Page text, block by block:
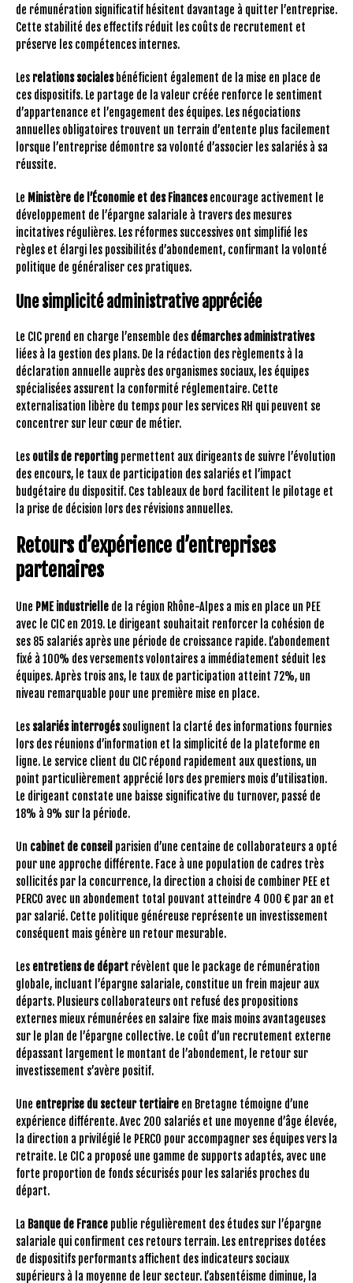
de rémunération significatif hésitent davantage à quitter l’entreprise.
Cette stabilité des effectifs réduit les coûts de recrutement et
préserve les compétences internes.
Les relations socialesbénéficient également de la mise en place de
ces dispositifs. Le partage de la valeur créée renforce le sentiment
d’appartenance et l’engagement des équipes. Les négociations
annuelles obligatoires trouvent un terrain d’entente plus facilement
lorsque l’entreprise démontre sa volonté d’associer les salariés à sa
réussite.
Le Ministère de l’Économie et des Financesencourage activement le
développement de l’épargne salariale à travers des mesures
incitatives régulières. Les réformes successives ont simplifié les
règles et élargi les possibilités d’abondement, confirmant la volonté
politique de généraliser ces pratiques.
Une simplicité administrative appréciée
Le CIC prend en charge l’ensemble des démarches administratives
liées à la gestion des plans. De la rédaction des règlements à la
déclaration annuelle auprès des organismes sociaux, les équipes
spécialisées assurent la conformité réglementaire. Cette
externalisation libère du temps pour les services RH qui peuvent se
concentrer sur leur cœur de métier.
Les outils de reporting permettent aux dirigeants de suivre l’évolution
des encours, le taux de participation des salariés et l’impact
budgétaire du dispositif. Ces tableaux de bord facilitent le pilotage et
la prise de décision lors des révisions annuelles.
Retours d’expérience d’entreprises
partenaires
Une PME industrielle de la région Rhône-Alpes a mis en place un PEE
avec le CIC en 2019. Le dirigeant souhaitait renforcer la cohésion de
ses 85 salariés après une période de croissance rapide. L’abondement
fixé à 100% des versements volontaires a immédiatement séduit les
équipes. Après trois ans, le taux de participation atteint 72%, un
niveau remarquable pour une première mise en place.
Les salariés interrogéssoulignent la clarté des informations fournies
lors des réunions d’information et la simplicité de la plateforme en
ligne. Le service client du CIC répond rapidement aux questions, un
point particulièrement apprécié lors des premiers mois d’utilisation.
Le dirigeant constate une baisse significative du turnover, passé de
18% à 9% sur la période.
Un cabinet de conseil parisien d’une centaine de collaborateurs a opté
pour une approche différente. Face à une population de cadres très
sollicités par la concurrence, la direction a choisi de combiner PEE et
PERCO avec un abondement total pouvant atteindre 4 000 € par an et
par salarié. Cette politique généreuse représente un investissement
conséquent mais génère un retour mesurable.
Les entretiens de départ révèlent que le package de rémunération
globale, incluant l’épargne salariale, constitue un frein majeur aux
départs. Plusieurs collaborateurs ont refusé des propositions
externes mieux rémunérées en salaire fixe mais moins avantageuses
sur le plan de l’épargne collective. Le coût d’un recrutement externe
dépassant largement le montant de l’abondement, le retour sur
investissement s’avère positif.
Une entreprise du secteur tertiaire en Bretagne témoigne d’une
expérience différente. Avec 200 salariés et une moyenne d’âge élevée,
la direction a privilégié le PERCO pour accompagner ses équipes vers la
retraite. Le CIC a proposé une gamme de supports adaptés, avec une
forte proportion de fonds sécurisés pour les salariés proches du
départ.
La Banque de France publie régulièrement des études sur l’épargne
salariale qui confirment ces retours terrain. Les entreprises dotées
de dispositifs performants affichent des indicateurs sociaux
supérieurs à la moyenne de leur secteur. L’absentéisme diminue, la